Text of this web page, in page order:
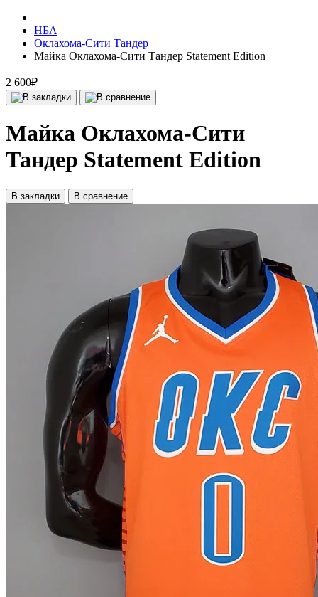
НБА
Оклахома-Сити Тандер
Майка Оклахома-Сити Тандер Statement Edition
2 600₽
Майка Оклахома-Сити
Тандер Statement Edition
В закладки В сравнение